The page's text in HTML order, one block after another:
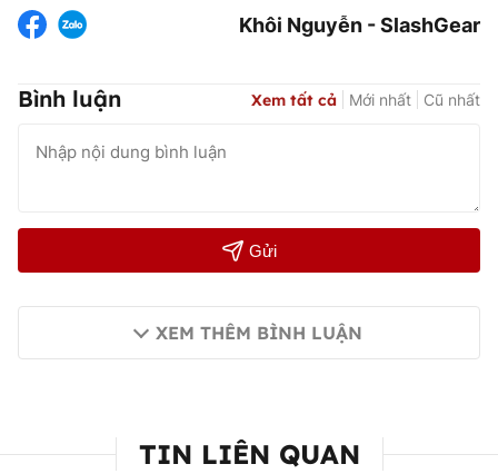
Khôi Nguyễn - SlashGear
Bình luận Xem tất cả Mới nhất Cũ nhất
Gửi
XEM THÊM BÌNH LUẬN
TIN LIÊN QUAN